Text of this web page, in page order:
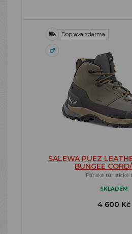
Doprava zdarma
SALEWA PUEZ
BUNGEE
Pánské turistické
SKLADEM
4 600 Kč